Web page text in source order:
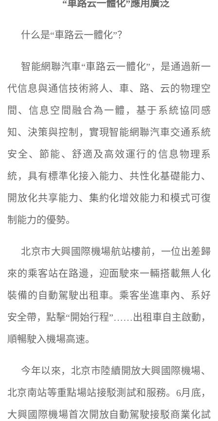
“車路云一體化”應用廣泛
什么是“車路云一體化”？
智能網聯汽車“車路云一體化”，是通過新一
代信息與通信技術將人、車、路、云的物理空
間、信息空間融合為一體，基于系統協同感
知、決策與控制，實現智能網聯汽車交通系統
安全、節能、舒適及高效運行的信息物理系
統，具有標準化接入能力、共性化基礎能力、
開放化共享能力、集約化增效能力和模式可復
制能力的優勢。
北京市大興國際機場航站樓前，一位出差歸
來的乘客站在路邊，迎面駛來一輛搭載無人化
裝備的自動駕駛出租車。乘客坐進車內、系好
安全帶，點擊“開始行程”……出租車自主啟動，
順暢駛入機場高速。
今年以來，北京市陸續開放大興國際機場、
北京南站等重點場站接駁測試和服務。6月底，
大興國際機場首次開放自動駕駛接駁商業化試